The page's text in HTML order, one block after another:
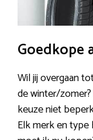
Goedkope
Wil jij overgaan
de winter/
keuze niet
Elk merk en